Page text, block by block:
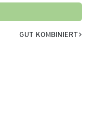
GUT KOMBINIERT